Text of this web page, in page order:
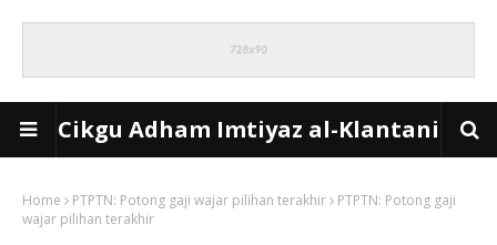
Cikgu Adham Imtiyaz al-Klantani
Home PTPTN: Potong gaji wajar pilihan terakhir
PTPTN: Potong gaji
wajar pilihan terakhir